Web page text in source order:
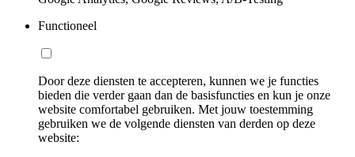
Functioneel
Door deze diensten te accepteren, kunnen we je functies
bieden die verder gaan dan de basisfuncties en kun je onze
website comfortabel gebruiken. Met jouw toestemming
gebruiken we de volgende diensten van derden op deze
website: